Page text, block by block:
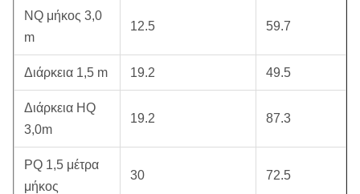
NQ μήκος 3,0
m
12.5 59.7
Διάρκεια 1,5 m 19.2 49.5
Διάρκεια HQ
3,0m
19.2 87.3
PQ 1,5 μέτρα
μήκος
30 72.5